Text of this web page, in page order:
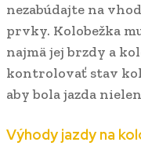
nezabúdajte na
prvky. Kolobežka
najmä jej brzdy a
kontrolovať stav
aby bola jazda
Výhody jazdy na